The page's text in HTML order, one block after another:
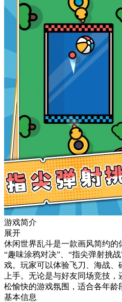
游戏简介
展开
休闲世界乱斗是一款画风简约的
“趣味涂鸦对决”、“指尖弹射挑
戏。玩家可以体验飞刀、海战
上手。无论是与好友同场竞技
松愉快的游戏氛围，适合各年龄
基本信息